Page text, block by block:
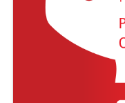
istorija je više puta
na kraju često
Jedan od načina za
diverzifikacija –